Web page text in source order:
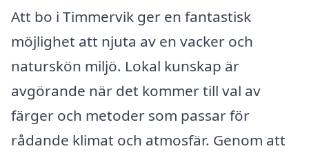
Att bo i Timmervik ger en fantastisk
möjlighet att njuta av en vacker och
naturskön miljö. Lokal kunskap är
avgörande när det kommer till val av
färger och metoder som passar för
rådande klimat och atmosfär. Genom att